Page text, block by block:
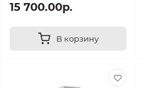
15 700.00р.
В корзину